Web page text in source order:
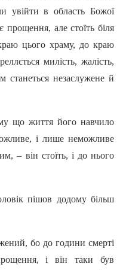
увійти в область Божої
але стоїть біля
цього храму, до краю
милість, жалість,
станеться незаслужене й
що життя його навчило
і лише неможливе
– він стоїть, і до нього
пішов додому більш
бо до години смерті
і він таки був